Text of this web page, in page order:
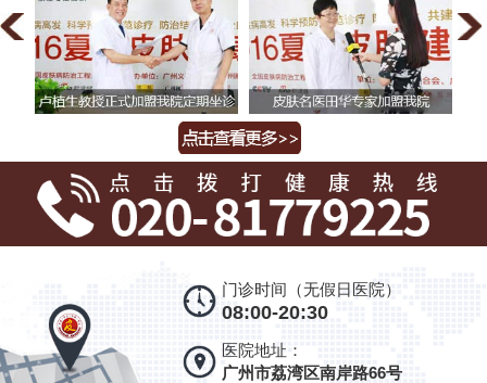
门诊时间（无假日医院）
08:00-20:30
医院地址：
广州市荔湾区南岸路66号